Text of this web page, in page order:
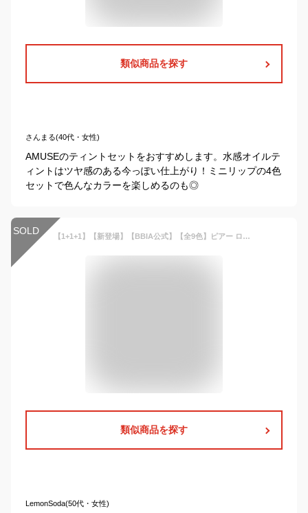
類似商品を探す
さんまる(40代・女性)
AMUSEのティントセットをおすすめします。水感オイルテ
ィントはツヤ感のある今っぽい仕上がり！ミニリップの4色
セットで色んなカラーを楽しめるのも◎
SOLD 【1+1+1】【新登場】【BBIA公式】【全9色】ピアー ローティントミニ メゾピアノコラボエディション グロウリップティント ウォーターティント ツヤティント 水光ティント 水彩画カラー ミニサイズ
類似商品を探す
LemonSoda(50代・女性)